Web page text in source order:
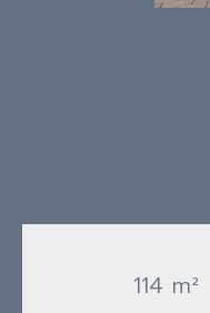
114 m²